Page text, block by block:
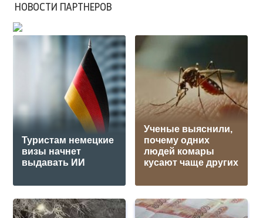
НОВОСТИ ПАРТНЕРОВ
Туристам немецкие
визы начнет
выдавать ИИ
Ученые выяснили,
почему одних
людей комары
кусают чаще других